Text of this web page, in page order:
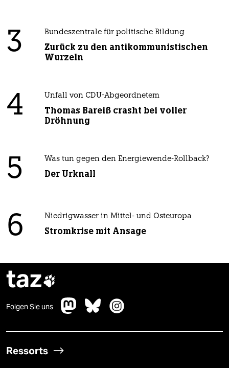
3 Bundeszentrale für politische Bildung
Zurück zu den antikommunistischen
Wurzeln
4 Unfall von CDU-Abgeordnetem
Thomas Bareiß crasht bei voller
Dröhnung
5 Was tun gegen den Energiewende-Rollback?
Der Urknall
6 Niedrigwasser in Mittel- und Osteuropa
Stromkrise mit Ansage
taz
Folgen Sie uns
Ressorts